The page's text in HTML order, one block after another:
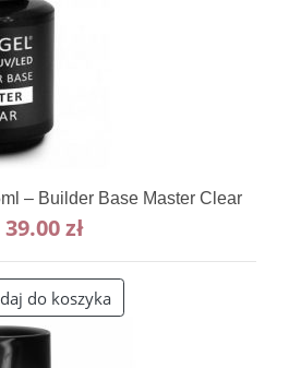
– Builder Base Master Clear
39.00zł
do koszyka